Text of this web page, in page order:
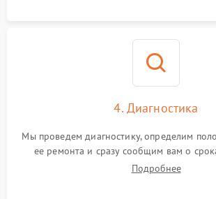
4. Диагностика
Мы проведем диагностику, определим
ее ремонта и сразу сообщим вам о
Подробнее